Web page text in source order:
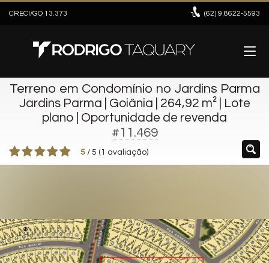
CRECI/GO 13.373 (62) 9.8622-5593
Terreno em Condomínio no Jardins Parma
Jardins Parma | Goiânia | 264,92 m² | Lote
plano | Oportunidade de revenda
#11.469
5 / 5 ( 1 avaliação)